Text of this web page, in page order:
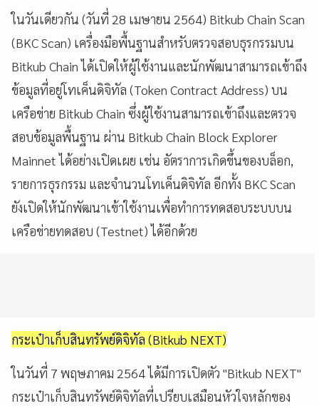
ในวันเดียวกัน (วันที่ 28 เมษายน 2564) Bitkub Chain Scan
(BKC Scan) เครื่องมือพื้นฐานสำหรับตรวจสอบธุรกรรมบน
Bitkub Chain ได้เปิดให้ผู้ใช้งานและนักพัฒนาสามารถเข้าถึง
ข้อมูลที่อยู่โทเค็นดิจิทัล (Token Contract Address) บน
เครือข่าย Bitkub Chain ซึ่งผู้ใช้งานสามารถเข้าถึงและตรวจ
สอบข้อมูลพื้นฐาน ผ่าน Bitkub Chain Block Explorer
Mainnet ได้อย่างเปิดเผย เช่น อัตราการเกิดขึ้นของบล็อก,
รายการธุรกรรม และจำนวนโทเค็นดิจิทัล อีกทั้ง BKC Scan
ยังเปิดให้นักพัฒนาเข้าใช้งานเพื่อทำการทดสอบระบบบน
เครือข่ายทดสอบ (Testnet) ได้อีกด้วย
กระเป๋าเก็บสินทรัพย์ดิจิทัล (Bitkub NEXT)
ในวันที่ 7 พฤษภาคม 2564 ได้มีการเปิดตัว "Bitkub NEXT"
กระเป๋าเก็บสินทรัพย์ดิจิทัลที่เปรียบเสมือนหัวใจหลักของ